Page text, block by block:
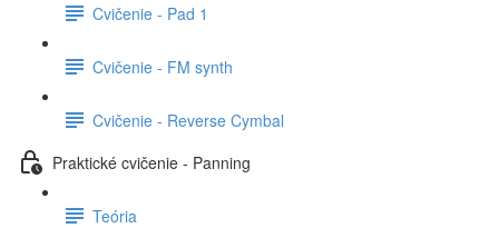
Cvičenie - Pad 1
Cvičenie - FM synth
Cvičenie - Reverse Cymbal
Praktické cvičenie - Panning
Teória